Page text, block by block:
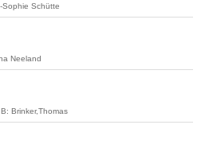
Schütte
Neeland
Brinker,Thomas